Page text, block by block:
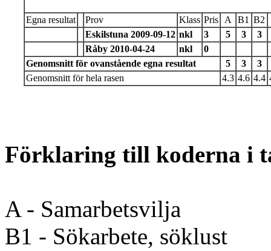
Egna resultat Prov Klass Pris A B1 B2
Eskilstuna 2009-09-12 nkl 3 5 3
3
Råby 2010-04-24
nkl
0
Genomsnitt för ovanstående egna resultat
5 3
3
Genomsnitt för hela rasen
4.3 4.6 4.4
Förklaring till koderna i
A - Samarbetsvilja
B1 - Sökarbete, söklust